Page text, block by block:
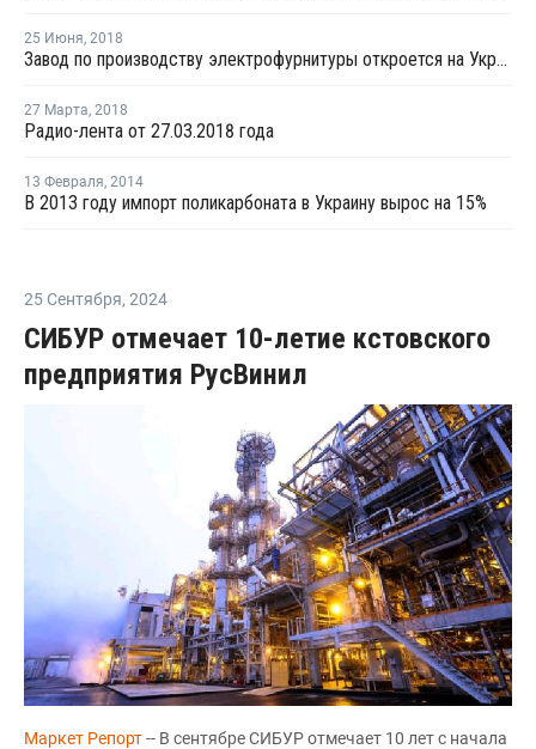
25 Июня, 2018
Завод по производству электрофурнитуры откроется на Украине осенью
27 Марта, 2018
Радио-лента от 27.03.2018 года
13 Февраля, 2014
В 2013 году импорт поликарбоната в Украину вырос на 15%
25 Сентября, 2024
СИБУР отмечает 10-летие кстовского
предприятия РусВинил
Маркет Репорт-- В сентябре СИБУР отмечает 10 лет с начала